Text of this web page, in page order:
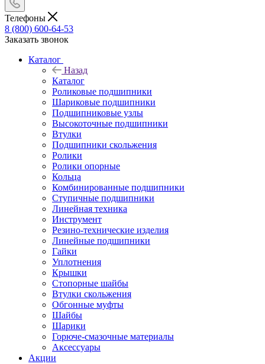
Телефоны
8 (800) 600-64-53
Заказать звонок
Каталог
Назад
Каталог
Роликовые подшипники
Шариковые подшипники
Подшипниковые узлы
Высокоточные подшипники
Втулки
Подшипники скольжения
Ролики
Ролики опорные
Кольца
Комбинированные подшипники
Ступичные подшипники
Линейная техника
Инструмент
Резино-технические изделия
Линейные подшипники
Гайки
Уплотнения
Крышки
Стопорные шайбы
Втулки скольжения
Обгонные муфты
Шайбы
Шарики
Горюче-смазочные материалы
Аксессуары
Акции